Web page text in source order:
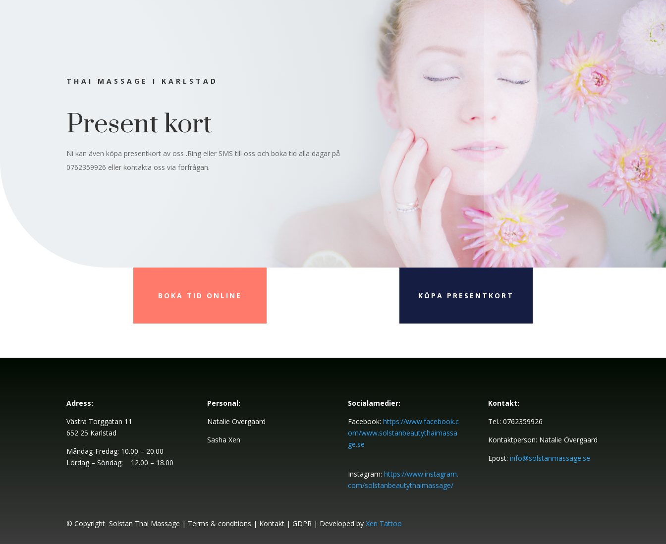
THAI MASSAGE I KARLSTAD
Present kort
Ni kan även köpa presentkort av oss .Ring eller SMS till oss och boka tid alla dagar på
0762359926 eller kontakta oss via förfrågan.
BOKA TID ONLINE KÖPA PRESENTKORT
Adress:
Västra Torggatan 11
652 25 Karlstad
Måndag-Fredag: 10.00 – 20.00
Lördag – Söndag: 12.00 – 18.00
Personal:
Natalie Övergaard
Sasha Xen
Socialamedier:
Facebook: https://www.facebook.c
om/www.solstanbeautythaimassa
ge.se
Instagram: https://www.instagram.
com/solstanbeautythaimassage/
Kontakt:
Tel.: 0762359926
Kontaktperson: Natalie Övergaard
Epost: info@solstanmassage.se
© Copyright Solstan Thai Massage | Terms & conditions | Kontakt | GDPR | Developed byXen Tattoo